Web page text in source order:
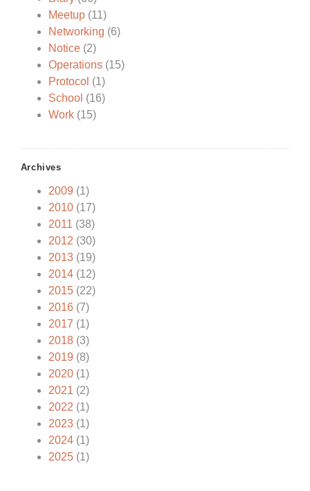
Meetup(11)
Networking (6)
Notice(2)
Operations(15)
Protocol (1)
School (16)
Work(15)
Archives
2009 (1)
2010(17)
2011 (38)
2012 (30)
2013(19)
2014(12)
2015(22)
2016(7)
2017 (1)
2018(3)
2019 (8)
2020(1)
2021 (2)
2022 (1)
2023(1)
2024(1)
2025(1)